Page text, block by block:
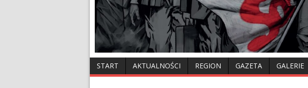
START AKTUALNOŚCI REGION GAZETA GALERIE